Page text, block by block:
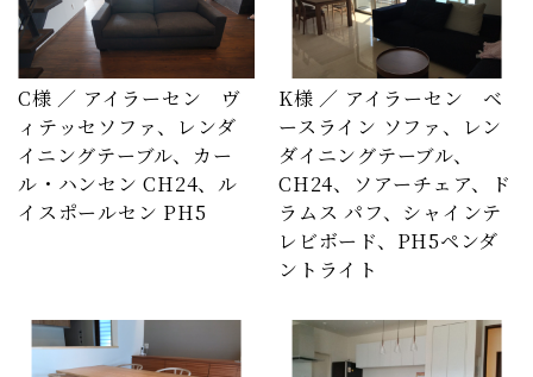
C様 ／ アイラーセン ヴ
ィテッセソファ、レンダ
イニングテーブル、カー
ル・ハンセン CH24、ル
イスポールセン PH5
K様 ／ アイラーセン ベ
ースライン ソファ、レン
ダイニングテーブル、
CH24、ソアーチェア、ド
ラムス パフ、シャインテ
レビボード、PH5ペンダ
ントライト